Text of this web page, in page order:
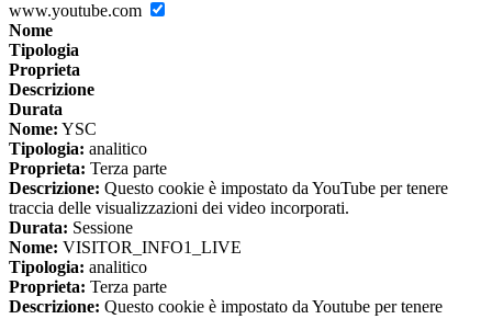
www.youtube.com
Nome
Tipologia
Proprieta
Descrizione
Durata
Nome: YSC
Tipologia: analitico
Proprieta: Terza parte
Descrizione: Questo cookie è impostato da YouTube per tenere
traccia delle visualizzazioni dei video incorporati.
Durata: Sessione
Nome: VISITOR_INFO1_LIVE
Tipologia: analitico
Proprieta: Terza parte
Descrizione: Questo cookie è impostato da Youtube per tenere